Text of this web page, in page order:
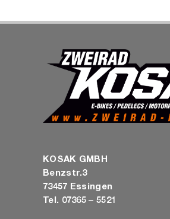
KOSAK GMBH
Benzstr.3
73457 Essingen
Tel. 07365 – 5521